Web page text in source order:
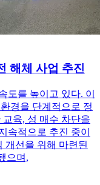
해체 사업 추진
도를 높이고 있다. 이
경을 단계적으로 정
육, 성 매수 차단을
속적으로 추진 중이
개선을 위해 마련된
으며,